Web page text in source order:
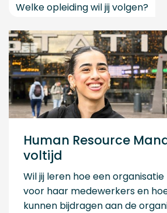
Welke opleiding wil jij volgen?
Human Resource
voltijd
Wil jij leren hoe een
voor haar medewerkers en
kunnen bijdragen aan de